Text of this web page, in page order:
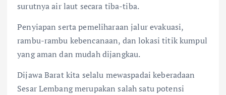
surutnya air laut secara tiba-tiba.
Penyiapan serta pemeliharaan jalur evakuasi,
rambu-rambu kebencanaan, dan lokasi titik kumpul
yang aman dan mudah dijangkau.
Dijawa Barat kita selalu mewaspadai keberadaan
Sesar Lembang merupakan salah satu potensi